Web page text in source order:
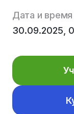
Дата и время
30.09.2025,